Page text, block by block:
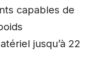
capables de
jusqu’à 22